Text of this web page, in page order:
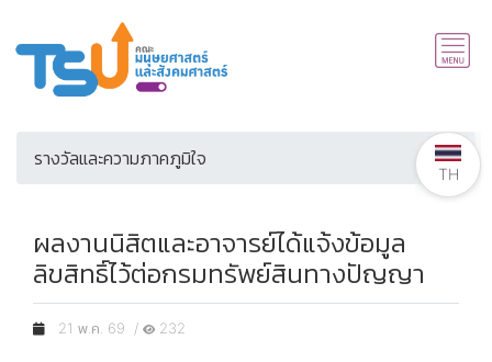
รางวัลและความภาคภูมิใจ
ผลงานนิสิตและอาจารย์ได้แจ้งข้อมูล
ลิขสิทธิ์ไว้ต่อกรมทรัพย์สินทางปัญญา
21 พ.ค. 69 / 232
TH